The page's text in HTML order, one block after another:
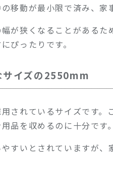
移動が最小限で済み、家
が狭くなることがある
ぴったりです。
サイズの2550mm
されているサイズです
品を収めるのに十分です。
すいとされていますが